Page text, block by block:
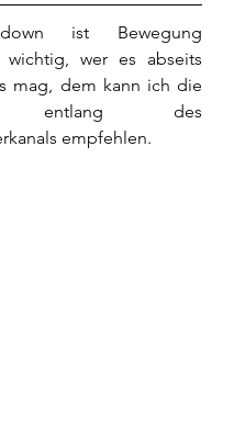
ist Bewegung
wichtig, wer es abseits
mag, dem kann ich die
entlang des
empfehlen.